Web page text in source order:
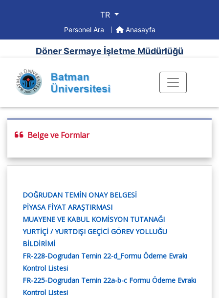
TR
Personel Ara Anasayfa
Döner Sermaye İşletme Müdürlüğü
Belge ve Formlar
DOĞRUDAN TEMİN ONAY BELGESİ
PİYASA FİYAT ARAŞTIRMASI
MUAYENE VE KABUL KOMİSYON TUTANAĞI
YURTİÇİ / YURTDIŞI GEÇİCİ GÖREV YOLLUĞU
BİLDİRİMİ
FR-228-Dogrudan Temin 22-d_Formu Ödeme Evrakı
Kontrol Listesi
FR-225-Dogrudan Temin 22a-b-c Formu Ödeme Evrakı
Kontrol Listesi